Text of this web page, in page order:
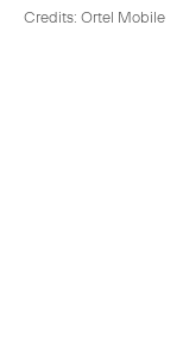
Credits: Ortel Mobile